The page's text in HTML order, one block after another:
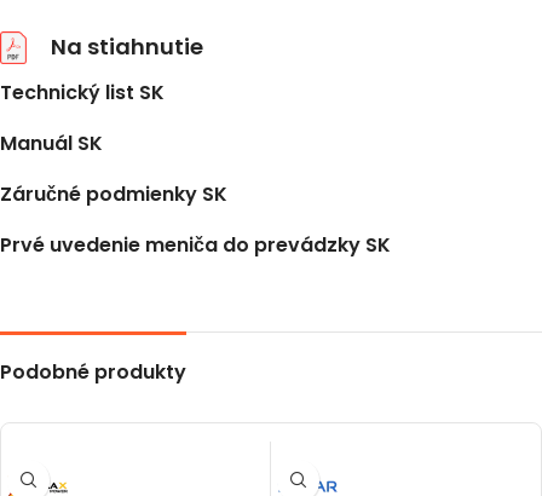
Na stiahnutie
Technický list SK
Manuál SK
Záručné podmienky SK
Prvé uvedenie meniča do prevádzky SK
Podobné produkty